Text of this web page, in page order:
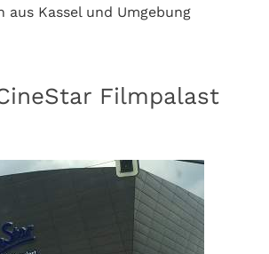
aus Kassel und Umgebung
Filmpalast